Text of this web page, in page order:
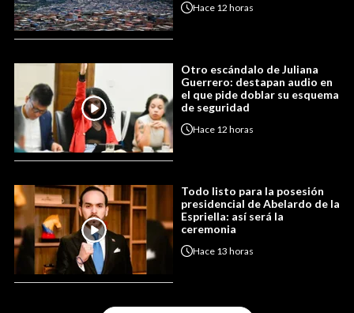
Hace 12 horas
Otro escándalo de Juliana
Guerrero: destapan audio en
el que pide doblar su esquema
de seguridad
Hace 12 horas
Todo listo para la posesión
presidencial de Abelardo de la
Espriella: así será la
ceremonia
Hace 13 horas